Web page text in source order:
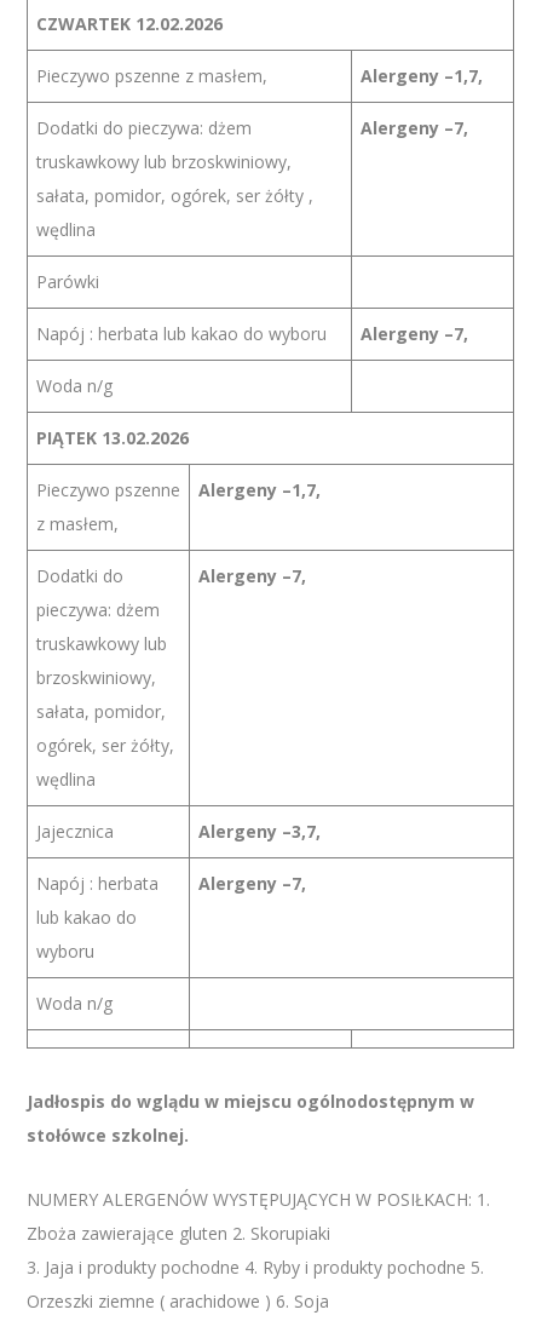
CZWARTEK 12.02.2026
Pieczywo pszenne z masłem, Alergeny –1,7,
Dodatki do pieczywa: dżem
truskawkowy lub brzoskwiniowy,
sałata, pomidor, ogórek, ser żółty ,
wędlina
Alergeny –7,
Parówki
Napój : herbata lub kakao do wyboru Alergeny –7,
Woda n/g
PIĄTEK 13.02.2026
Pieczywo pszenne
z masłem,
Alergeny –1,7,
Dodatki do
pieczywa: dżem
truskawkowy lub
brzoskwiniowy,
sałata, pomidor,
ogórek, ser żółty,
wędlina
Alergeny –7,
Jajecznica Alergeny –3,7,
Napój : herbata
lub kakao do
wyboru
Alergeny –7,
Woda n/g
Jadłospis do wglądu w miejscu ogólnodostępnym w
stołówce szkolnej.
NUMERY ALERGENÓW WYSTĘPUJĄCYCH W POSIŁKACH: 1.
Zboża zawierające gluten 2. Skorupiaki
3. Jaja i produkty pochodne 4. Ryby i produkty pochodne 5.
Orzeszki ziemne ( arachidowe ) 6. Soja